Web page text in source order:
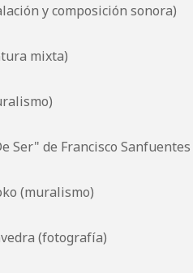
y composición sonora)
mixta)
Ser" de Francisco Sanfuentes
(muralismo)
(fotografía)